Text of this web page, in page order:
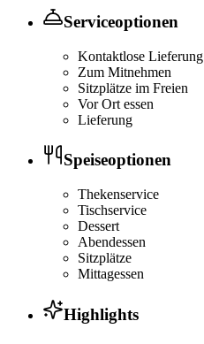
Serviceoptionen
Kontaktlose Lieferung
Zum Mitnehmen
Sitzplätze im Freien
Vor Ort essen
Lieferung
Speiseoptionen
Thekenservice
Tischservice
Dessert
Abendessen
Sitzplätze
Mittagessen
Highlights